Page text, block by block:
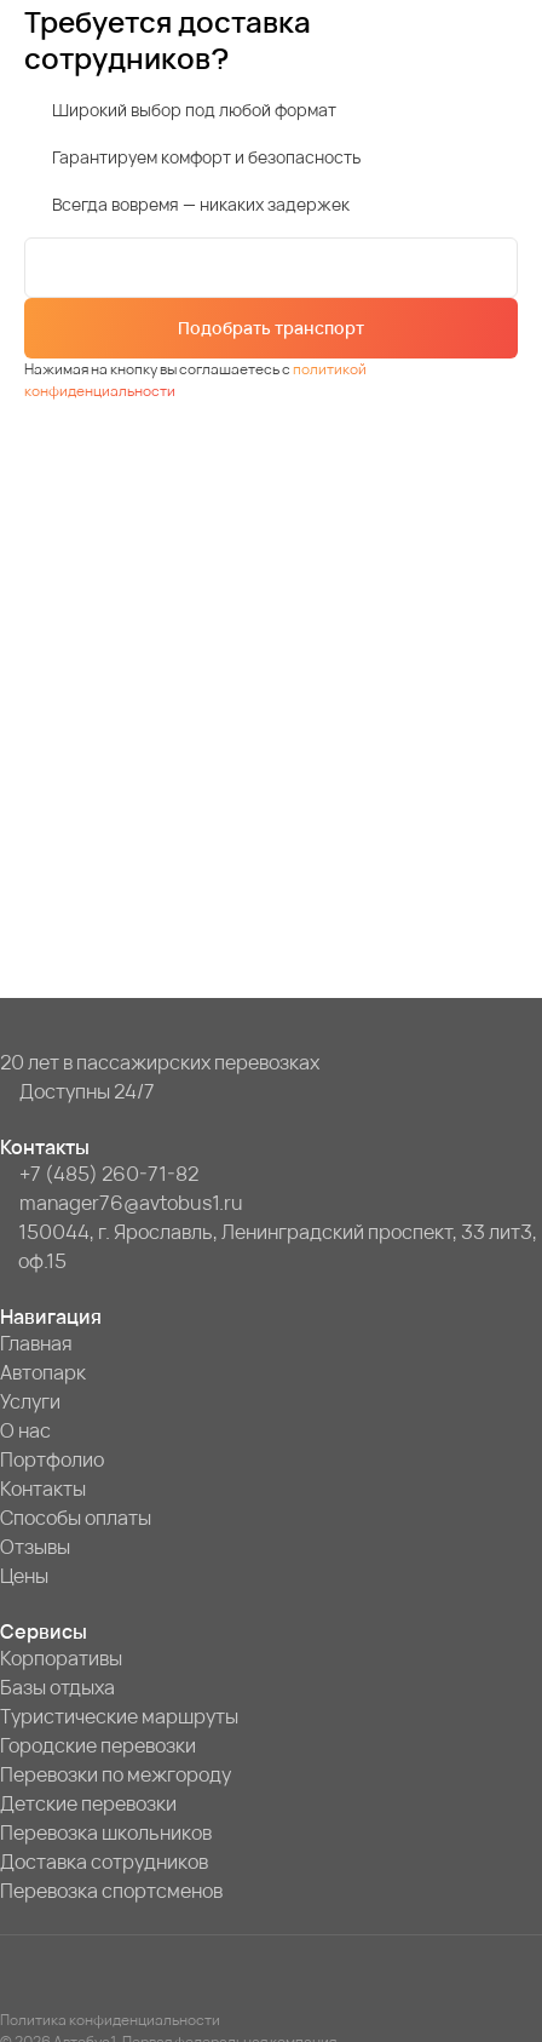
Требуется доставка
сотрудников?
Широкий выбор под любой формат
Гарантируем комфорт и безопасность
Всегда вовремя — никаких задержек
Подобрать транспорт
Нажимая на кнопку вы соглашаетесь сполитикой
конфиденциальности
20 лет в пассажирских перевозках
Доступны 24/7
Контакты
+7 (485) 260-71-82
manager76@avtobus1.ru
150044, г. Ярославль, Ленинградский проспект, 33 лит3,
оф.15
Навигация
Главная
Автопарк
Услуги
О нас
Портфолио
Контакты
Способы оплаты
Отзывы
Цены
Сервисы
Корпоративы
Базы отдыха
Туристические маршруты
Городские перевозки
Перевозки по межгороду
Детские перевозки
Перевозка школьников
Доставка сотрудников
Перевозка спортсменов
Политика конфиденциальности